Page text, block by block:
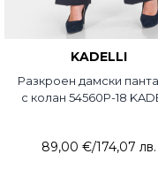
KADELLI
Разкроен дамски
с колан 54560P-18
89,00 €/174,07 лв.